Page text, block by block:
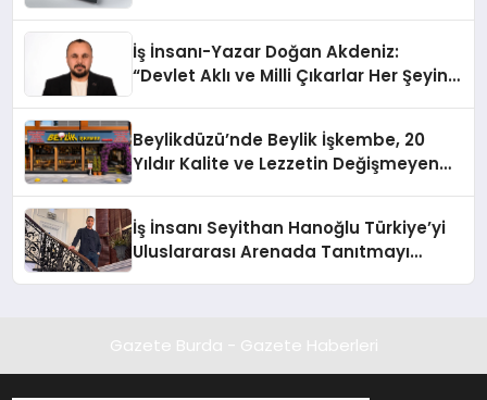
İş İnsanı-Yazar Doğan Akdeniz:
“Devlet Aklı ve Milli Çıkarlar Her Şeyin
Beylikdüzü’nde Beylik İşkembe, 20
Yıldır Kalite ve Lezzetin Değişmeyen
İş İnsanı Seyithan Hanoğlu Türkiye’yi
Uluslararası Arenada Tanıtmayı
Gazete Burda - Gazete Haberleri